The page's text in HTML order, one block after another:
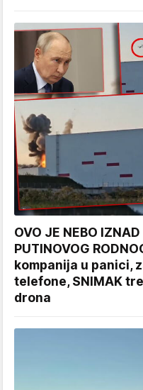
OVO JE NEBO
PUTINOVOG
kompanija u panici,
telefone, SNIMAK
drona